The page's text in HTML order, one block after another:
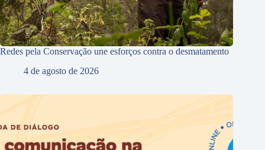
Redes pela Conservação une esforços contra o desmatamento
4 de agosto de 2026